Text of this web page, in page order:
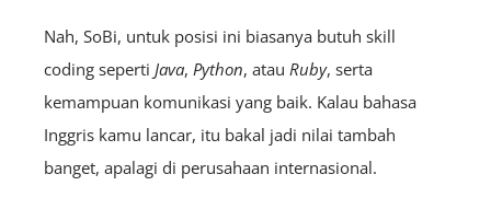
Nah, SoBi, untuk posisi ini biasanya butuh skill
coding seperti Java, Python, atau Ruby, serta
kemampuan komunikasi yang baik. Kalau bahasa
Inggris kamu lancar, itu bakal jadi nilai tambah
banget, apalagi di perusahaan internasional.